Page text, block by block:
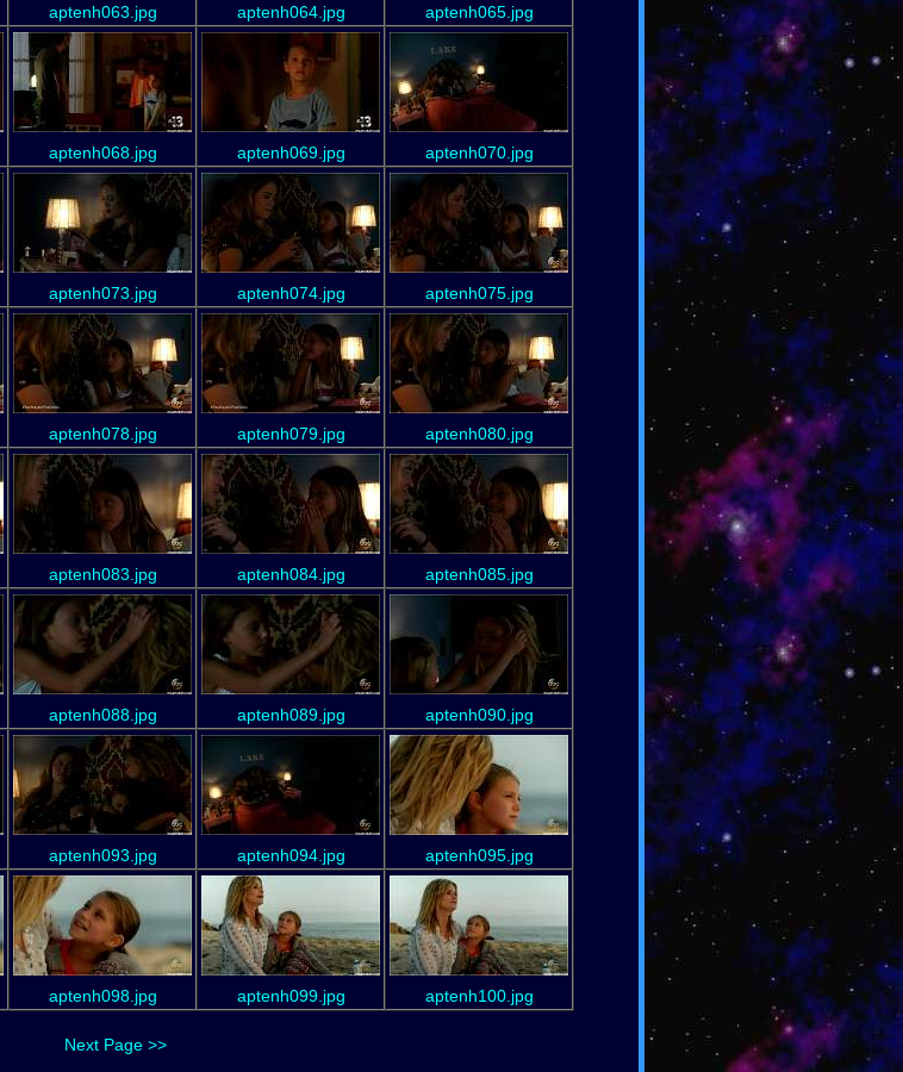
aptenh063.jpg aptenh064.jpg aptenh065.jpg
aptenh068.jpg aptenh069.jpg aptenh070.jpg
aptenh073.jpg aptenh074.jpg aptenh075.jpg
aptenh078.jpg aptenh079.jpg aptenh080.jpg
aptenh083.jpg aptenh084.jpg aptenh085.jpg
aptenh088.jpg aptenh089.jpg aptenh090.jpg
aptenh093.jpg aptenh094.jpg aptenh095.jpg
aptenh098.jpg aptenh099.jpg aptenh100.jpg
Next Page >>